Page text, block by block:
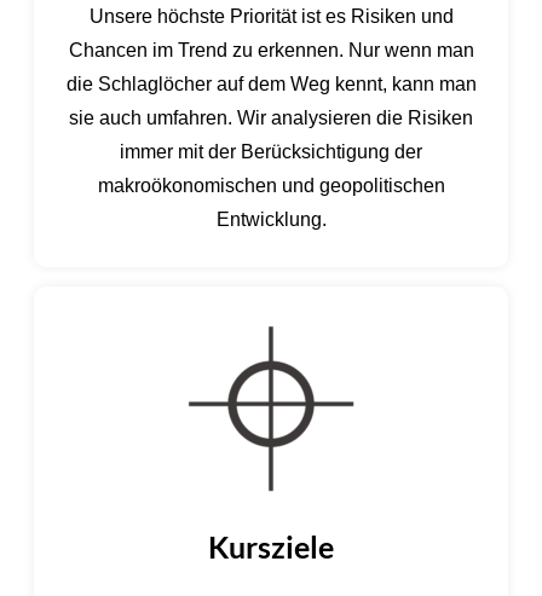
Unsere höchste Priorität ist es Risiken und
Chancen im Trend zu erkennen. Nur wenn man
die Schlaglöcher auf dem Weg kennt, kann man
sie auch umfahren. Wir analysieren die Risiken
immer mit der Berücksichtigung der
makroökonomischen und geopolitischen
Entwicklung.
Kursziele